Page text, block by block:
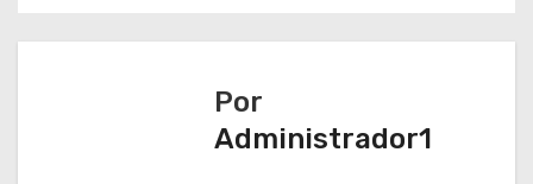
g
Por
Administrador1